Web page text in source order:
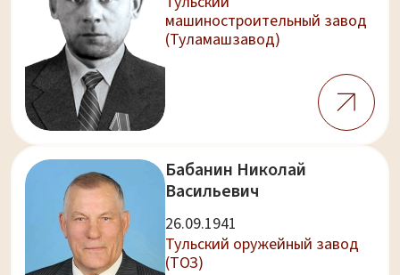
машиностроительный завод
(Туламашзавод)
Бабанин Николай
Васильевич
26.09.1941
Тульский оружейный завод
(ТОЗ)